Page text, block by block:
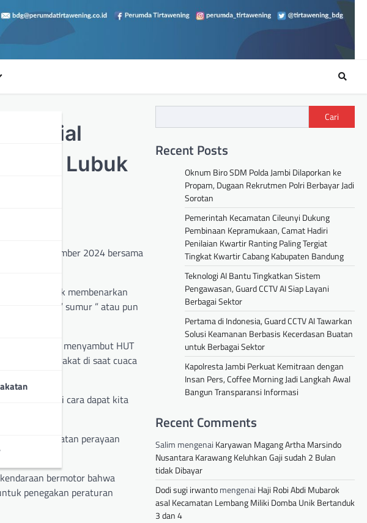
Sosial
di Lubuk
3 September 2024 bersama
Siregar Si.k membenarkan
tradisional ” sumur ” atau pun
rangkaian menyambut HUT
pada masyarakat di saat cuaca
berbagai cara dapat kita
maupun kegiatan perayaan
bermotor bahwa
penegakan peraturan
Cari
Recent Posts
Oknum Biro SDM Polda Jambi Dilaporkan ke
Propam, Dugaan Rekrutmen Polri Berbayar Jadi
Sorotan
Pemerintah Kecamatan Cileunyi Dukung
Pembinaan Kepramukaan, Camat Hadiri
Penilaian Kwartir Ranting Paling Tergiat
Tingkat Kwartir Cabang Kabupaten Bandung
Teknologi AI Bantu Tingkatkan Sistem
Pengawasan, Guard CCTV AI Siap Layani
Berbagai Sektor
Pertama di Indonesia, Guard CCTV AI Tawarkan
Solusi Keamanan Berbasis Kecerdasan Buatan
untuk Berbagai Sektor
Kapolresta Jambi Perkuat Kemitraan dengan
Insan Pers, Coffee Morning Jadi Langkah Awal
Bangun Transparansi Informasi
Recent Comments
Salim mengenai Karyawan Magang Artha Marsindo
Nusantara Karawang Keluhkan Gaji sudah 2 Bulan
tidak Dibayar
Dodi sugi irwantomengenai Haji Robi Abdi Mubarok
asal Kecamatan Lembang Miliki Domba Unik Bertanduk
3 dan 4